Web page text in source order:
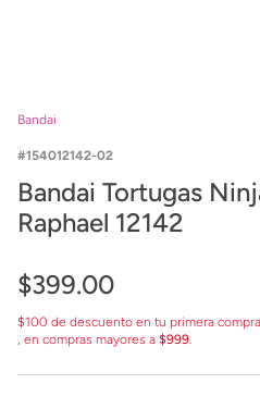
Bandai
154012142-02
Bandai Tortugas Ninja Outright 5in
Raphael 12142
$399.00
$100 de descuento en tu primera
, en compras mayores a $999.